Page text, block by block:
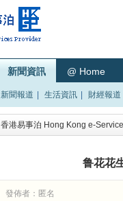
新聞資訊 @ Home
新聞報道 生活資訊 財經報道
香港易事泊 Hong Kong e-
鲁花花
來源： ת 發佈者： 匿名